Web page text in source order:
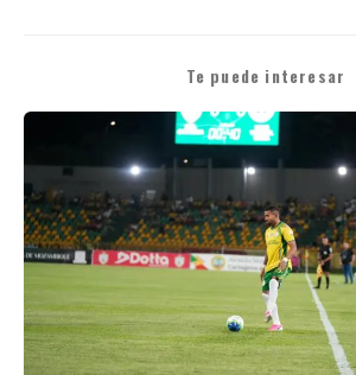
Te puede interesar